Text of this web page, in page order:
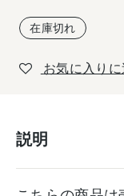
在庫切れ
お気に入りに
説明